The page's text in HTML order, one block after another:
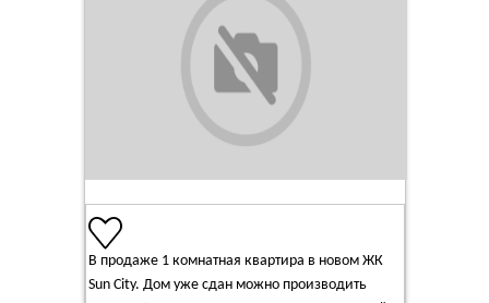
В продаже 1 комнатная квартира в новом ЖК
Sun City. Дом уже сдан можно производить